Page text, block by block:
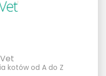
kotów od A do Z